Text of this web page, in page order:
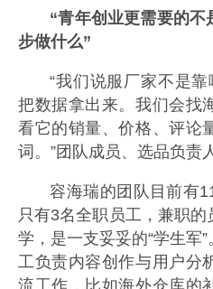
“青年创业更需要的
步做什么”
“我们说服厂家不是靠
把数据拿出来。我们会找
看它的销量、价格、评论
词。”团队成员、选品负责
容海瑞的团队目前有
只有3名全职员工，兼职
学，是一支妥妥的“学生军
工负责内容创作与用户分
流工作，比如海外仓库的